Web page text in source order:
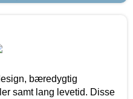
bæredygtig
samt lang levetid. Disse